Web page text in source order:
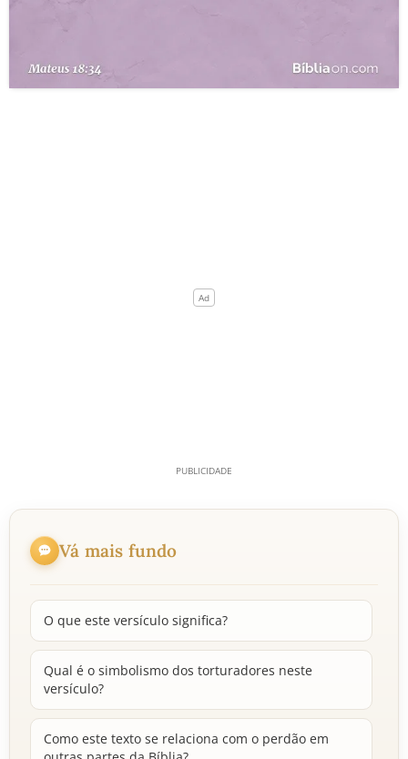
Vá mais fundo
O que este versículo significa?
Qual é o simbolismo dos torturadores neste
versículo?
Como este texto se relaciona com o perdão em